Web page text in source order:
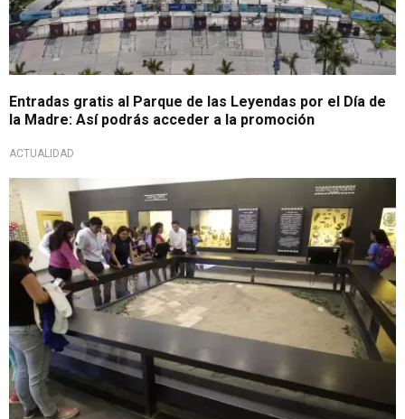
Entradas gratis al Parque de las Leyendas por el Día de
la Madre: Así podrás acceder a la promoción
ACTUALIDAD
¡Aprovechen la oportunidad!